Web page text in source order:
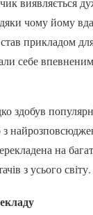
чому йому
прикладом
себе
здобув
з
на
з усього світу.